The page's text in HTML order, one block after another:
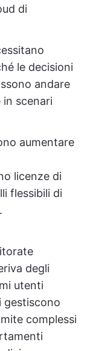
di
le decisioni
andare
in scenari
aumentare
licenze di
flessibili di
degli
utenti
gestiscono
complessi